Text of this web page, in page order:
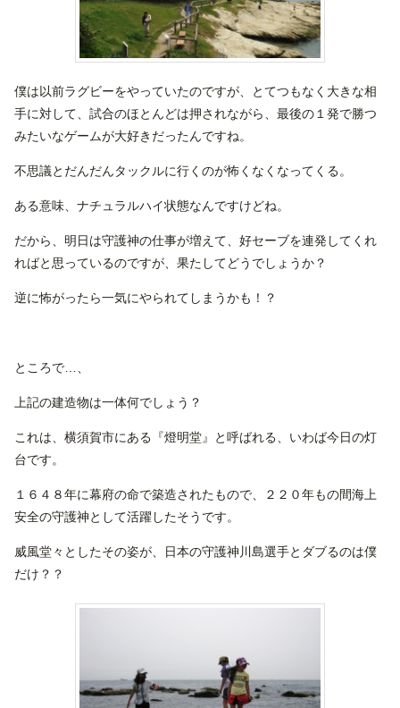
僕は以前ラグビーをやっていたのですが、とてつもなく大きな相
手に対して、試合のほとんどは押されながら、最後の１発で勝つ
みたいなゲームが大好きだったんですね。
不思議とだんだんタックルに行くのが怖くなくなってくる。
ある意味、ナチュラルハイ状態なんですけどね。
だから、明日は守護神の仕事が増えて、好セーブを連発してくれ
ればと思っているのですが、果たしてどうでしょうか？
逆に怖がったら一気にやられてしまうかも！？
ところで…、
上記の建造物は一体何でしょう？
これは、横須賀市にある『燈明堂』と呼ばれる、いわば今日の灯
台です。
１６４８年に幕府の命で築造されたもので、２２０年もの間海上
安全の守護神として活躍したそうです。
威風堂々としたその姿が、日本の守護神川島選手とダブるのは僕
だけ？？